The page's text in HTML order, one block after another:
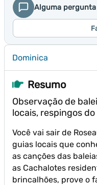
Alguma
Dominica
Resumo
Observação de
locais, respingos
Você vai sair de
guias locais que
as canções das
as Cachalotes
brincalhões, prove o